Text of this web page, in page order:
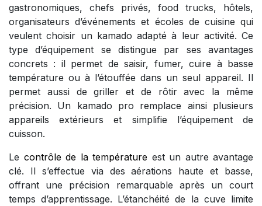
gastronomiques, chefs privés, food trucks, hôtels,
organisateurs d’événements et écoles de cuisine qui
veulent choisir un kamado adapté à leur activité. Ce
type d’équipement se distingue par ses avantages
concrets : il permet de saisir, fumer, cuire à basse
température ou à l’étouffée dans un seul appareil. Il
permet aussi de griller et de rôtir avec la même
précision. Un kamado pro remplace ainsi plusieurs
appareils extérieurs et simplifie l’équipement de
cuisson.
Le contrôle de la température est un autre avantage
clé. Il s’effectue via des aérations haute et basse,
offrant une précision remarquable après un court
temps d’apprentissage. L’étanchéité de la cuve limite